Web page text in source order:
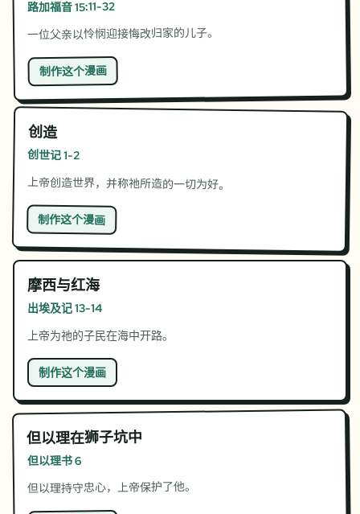
路加福音 15:11-32
一位父亲以怜悯迎接悔改归家的儿子。
制作这个漫画
创造
创世记 1-2
上帝创造世界，并称祂所造的一切为好。
制作这个漫画
摩西与红海
出埃及记 13-14
上帝为祂的子民在海中开路。
制作这个漫画
但以理在狮子坑中
但以理书 6
但以理持守忠心，上帝保护了他。